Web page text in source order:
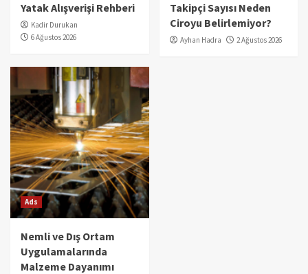
Yatak Alışverişi Rehberi
Kadir Durukan
6 Ağustos 2026
Takipçi Sayısı Neden
Ciroyu Belirlemiyor?
Ayhan Hadra 2 Ağustos 2026
Ads
Nemli ve Dış Ortam
Uygulamalarında
Malzeme Dayanımı